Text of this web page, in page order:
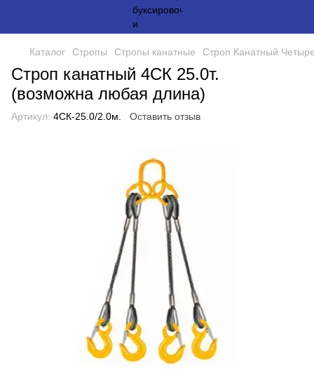
Каталог Стропы Стропы канатные Строп Канатный
Строп канатный 4СК 25.0т.
(возможна любая длина)
Артикул: 4СК-25.0/2.0м. Оставить отзыв